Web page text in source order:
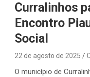
Curralinhos
Encontro
Social
22 de agosto de 2025
O município de